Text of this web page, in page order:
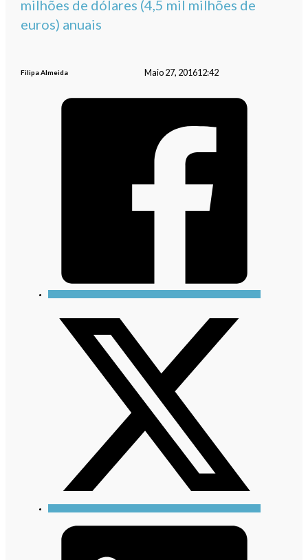
milhões de dólares (4,5 mil milhões de
euros) anuais
Filipa Almeida Maio 27, 201612:42